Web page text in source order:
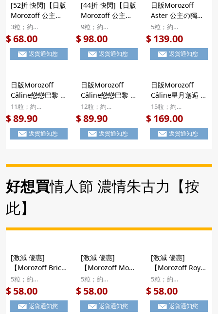
[52折 快閃]【日版
Morozoff 公主の
星光魔法蘋果 酒香
朱古力(3粒)】日版
Morozoff Aster
公主の星光魔法蘋
果型鐵罐禮盒 3粒
3粒；約
7.6x7.6x7.1cm
$68.00
返貨通知您
[44折 快閃]【日版
Morozoff 公主の
星光魔法蘋果 酒香
朱古力(9粒)】日版
Morozoff Aster
公主の星光魔法蘋
圓形鐵罐禮盒 9粒
9粒；約
11.6x16.6x4cm
$98.00
返貨通知您
日版Morozoff
Aster 公主の獨角
獸花冠 酒香微醺
立體造型朱古力 珍
藏橢圓形鐵罐禮盒
9粒【市集世界 -
5粒；約
8.6x14x3.7cm
$139.00
返貨通知您
日版Morozoff
Câline戀戀巴黎 貓
與艾菲爾鐵塔 立體
造型朱古力 啡色
精緻禮盒 11粒
【市集世界 - 日本
30日
11粒；約
14.9×12.9×2.4cm
$89.90
返貨通知您
日版Morozoff
Câline戀戀巴黎 貓
與繁花 立體造型朱
古力 藍色 精緻禮
盒 12粒【市集世
界 - 日本市集】
12粒；約
12.9×14.8×2.4cm
$89.90
返貨通知您
日版Morozoff
Câline星月邂逅 月
亮上的貓 立體造型
朱古力 粉紅色 珍
藏鐵罐禮盒 15粒
【市集世界 - 日本
15粒；約
12.4x17x4cm
$169.00
返貨通知您
好想買情人節 濃情朱古力【按
此】
[激減 優惠]
【Morozoff Brick
Yellow 奢華威士忌
朱古力】日版
Morozoff
Muddler Brick
5粒；約
5.9x19.5x3.9cm
$58.00
返貨通知您
[激減 優惠]
【Morozoff Moss
Green 奢華威士忌
朱古力】日版
Morozoff
Muddler Moss
5粒；約
5.9x19.5x3.9cm
$58.00
返貨通知您
[激減 優惠]
【Morozoff Royal
Blue 奢華威士忌
朱古力】日版
Morozoff
Muddler Royal
5粒；約
5.9x19.5x3.9cm
$58.00
返貨通知您